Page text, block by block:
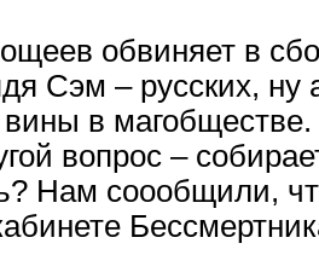
обвиняет в
Сэм – русских, ну
вины в
вопрос –
Нам соообщили,